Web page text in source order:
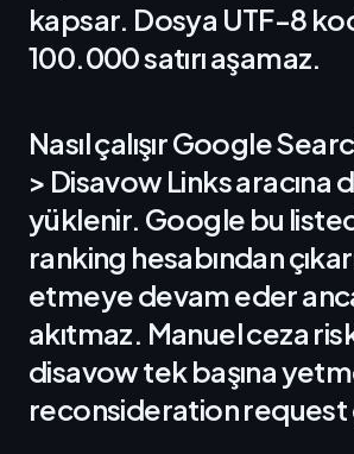
kapsar. Dosya UTF-8
100.000 satırı aşamaz.
Nasıl çalışır Google
> Disavow Links aracına
yüklenir. Google bu
ranking hesabından
etmeye devam eder
akıtmaz. Manuel ceza
disavow tek başına
reconsideration request